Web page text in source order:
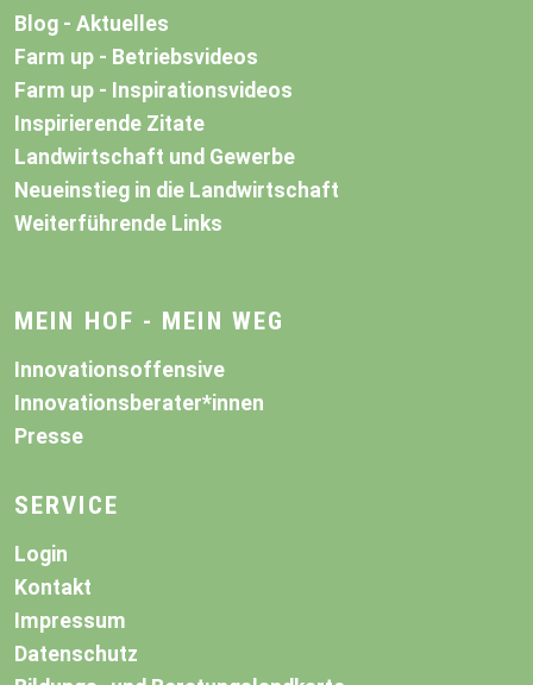
Blog - Aktuelles
Farm up - Betriebsvideos
Farm up - Inspirationsvideos
Inspirierende Zitate
Landwirtschaft und Gewerbe
Neueinstieg in die Landwirtschaft
Weiterführende Links
MEIN HOF - MEIN WEG
Innovationsoffensive
Innovationsberater*innen
Presse
SERVICE
Login
Kontakt
Impressum
Datenschutz